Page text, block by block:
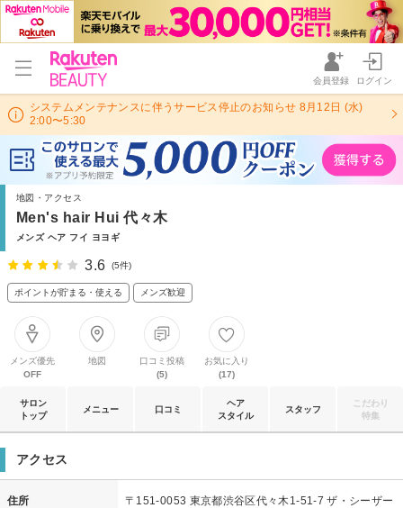
会員登録 ログイン
システムメンテナンスに伴うサービス停止のお知らせ 8月12日 (水)
2:00〜5:30
地図・アクセス
Men's hair Hui 代々木
メンズ ヘア フイ ヨヨギ
3.6 (5件)
ポイントが貯まる・使える メンズ歓迎
メンズ優先
OFF
地図
口コミ投稿
(5)
お気に入り
(17)
サロン
トップ
メニュー 口コミ
ヘア
スタイル
スタッフ
こだわり
特集
アクセス
住所
〒151-0053 東京都渋谷区代々木1-51-7 ザ・シーザー